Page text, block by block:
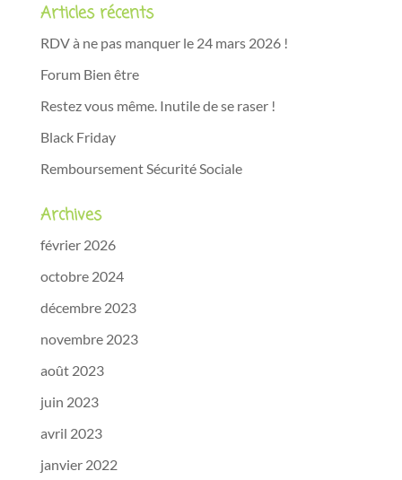
Articles récents
RDV à ne pas manquer le 24 mars 2026 !
Forum Bien être
Restez vous même. Inutile de se raser !
Black Friday
Remboursement Sécurité Sociale
Archives
février 2026
octobre 2024
décembre 2023
novembre 2023
août 2023
juin 2023
avril 2023
janvier 2022